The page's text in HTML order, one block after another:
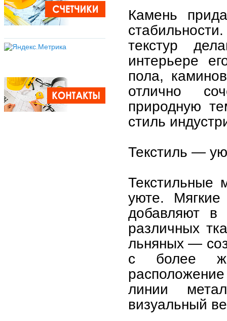
Камень
текстур
интерьере
пола,
отлично
природную
стиль
Текстиль —
Текстильные
уюте.
добавляют в
различных
льняных —
с более
линии
визуальный